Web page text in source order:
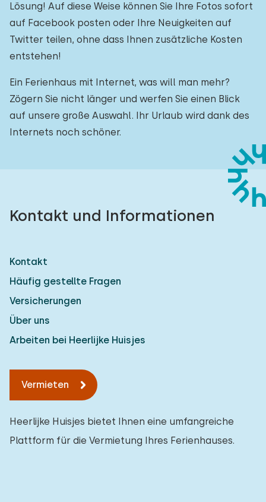
Lösung! Auf diese Weise können Sie Ihre Fotos sofort
auf Facebook posten oder Ihre Neuigkeiten auf
Twitter teilen, ohne dass Ihnen zusätzliche Kosten
entstehen!
Ein Ferienhaus mit Internet, was will man mehr?
Zögern Sie nicht länger und werfen Sie einen Blick
auf unsere große Auswahl. Ihr Urlaub wird dank des
Internets noch schöner.
Kontakt und Informationen
Kontakt
Häufig gestellte Fragen
Versicherungen
Über uns
Arbeiten bei Heerlijke Huisjes
Vermieten
Heerlijke Huisjes bietet Ihnen eine umfangreiche
Plattform für die Vermietung Ihres Ferienhauses.